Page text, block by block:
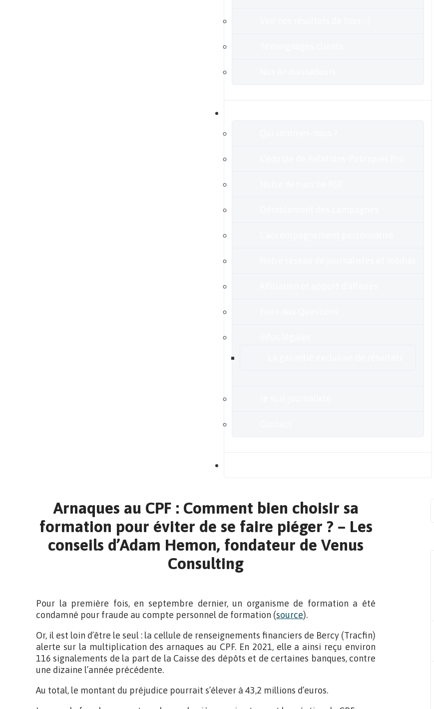
Arnaques au CPF : Comment bien choisir sa
formation pour éviter de se faire piéger ? – Les
conseils d’Adam Hemon, fondateur de Venus
Consulting
Pour la première fois, en septembre dernier, un organisme de formation a été
condamné pour fraude au compte personnel de formation (source).
Or, il est loin d’être le seul : la cellule de renseignements financiers de Bercy (Tracfin)
alerte sur la multiplication des arnaques au CPF. En 2021, elle a ainsi reçu environ
116 signalements de la part de la Caisse des dépôts et de certaines banques, contre
une dizaine l’année précédente.
Au total, le montant du préjudice pourrait s’élever à 43,2 millions d’euros.